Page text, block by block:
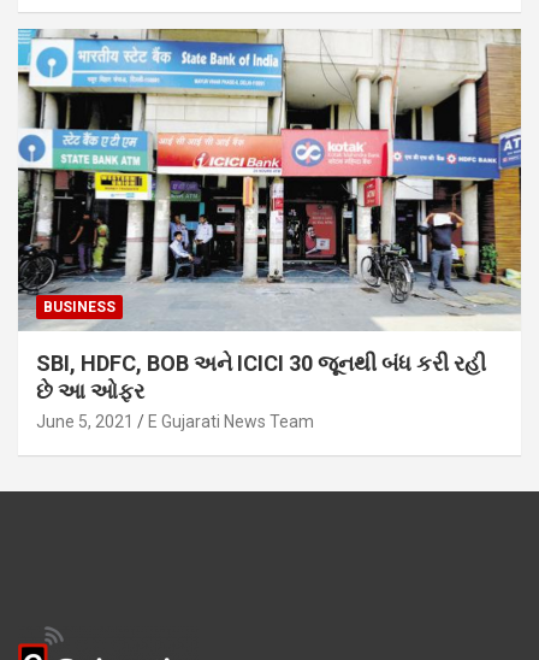
BUSINESS
SBI, HDFC, BOB અને ICICI 30 જૂનથી બંધ કરી રહી
છે આ ઓફર
June 5, 2021 E Gujarati News Team